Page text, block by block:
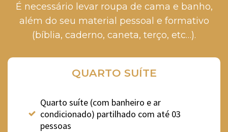
É necessário levar roupa de cama e banho,
além do seu material pessoal e formativo
(bíblia, caderno, caneta, terço, etc…).
QUARTO SUÍTE
Quarto suíte (com banheiro e ar
condicionado) partilhado com até 03
pessoas